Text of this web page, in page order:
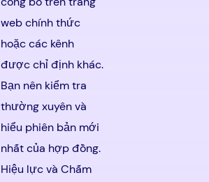
web chính thức
hoặc các kênh
được chỉ định khác.
Bạn nên kiểm tra
thường xuyên và
hiểu phiên bản mới
nhất của hợp đồng.
Hiệu lực và Chấm